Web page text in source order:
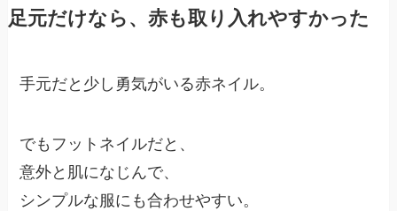
足元だけなら、赤も取り入れやすかった
手元だと少し勇気がいる赤ネイル。
でもフットネイルだと、
意外と肌になじんで、
シンプルな服にも合わせやすい。